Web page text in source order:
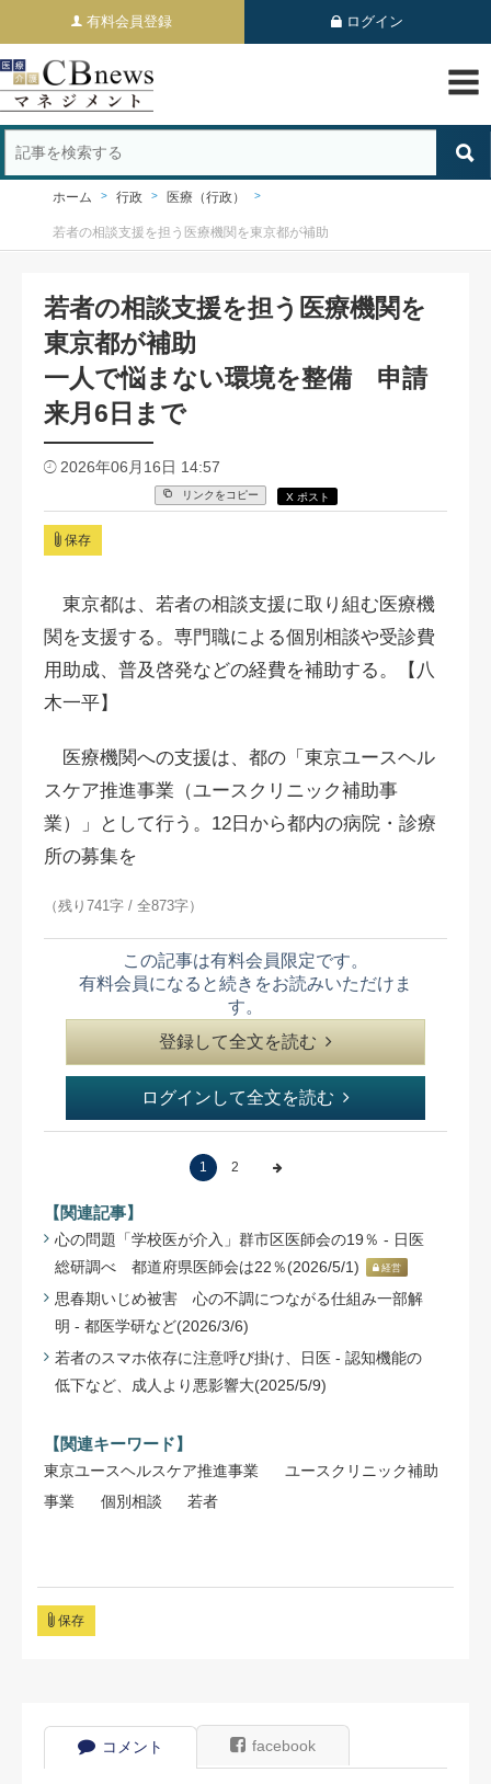
有料会員登録 ログイン
ホーム 行政 医療（行政）
若者の相談支援を担う医療機関を東京都が補助
若者の相談支援を担う医療機関を
東京都が補助
一人で悩まない環境を整備 申請
来月6日まで
2026年06月16日 14:57
リンクをコピー X ポスト
保存
東京都は、若者の相談支援に取り組む医療機
関を支援する。専門職による個別相談や受診費
用助成、普及啓発などの経費を補助する。【八
木一平】
医療機関への支援は、都の「東京ユースヘル
スケア推進事業（ユースクリニック補助事
業）」として行う。12日から都内の病院・診療
所の募集を
（残り741字 / 全873字）
この記事は有料会員限定です。
有料会員になると続きをお読みいただけま
す。
登録して全文を読む
ログインして全文を読む
1 2
【関連記事】
心の問題「学校医が介入」群市区医師会の19％ - 日医
総研調べ 都道府県医師会は22％(2026/5/1)
経営
思春期いじめ被害 心の不調につながる仕組み一部解
明 - 都医学研など(2026/3/6)
若者のスマホ依存に注意呼び掛け、日医 - 認知機能の
低下など、成人より悪影響大(2025/5/9)
【関連キーワード】
東京ユースヘルスケア推進事業
ユースクリニック補助
事業
個別相談 若者
保存
コメント facebook